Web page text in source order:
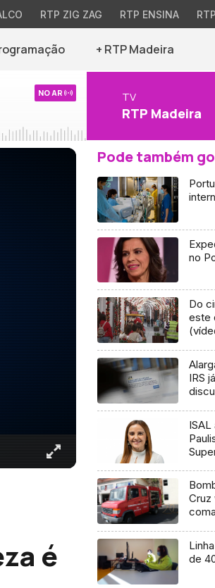
RTP ZIG ZAG RTP ENSINA
+ RTP Madeira
NO AR TV
RTP Madeira
é
Pode também
no
Do
este
IRS
Cruz
de